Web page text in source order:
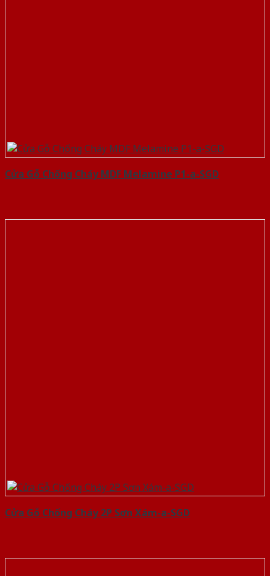
Cửa Gỗ Chống Cháy MDF Melamine P1-a-SGD
Cửa Gỗ Chống Cháy 2P Sơn Xám-a-SGD